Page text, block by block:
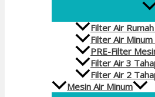
Filter Air
Filter Air
PRE-Filter
Filter Air 3
Filter Air 2
Mesin Air Minum